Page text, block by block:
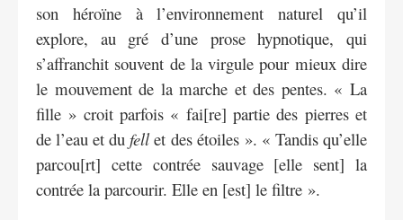
son héroïne à l’environnement naturel qu’il
explore, au gré d’une prose hypnotique, qui
s’affranchit souvent de la virgule pour mieux dire
le mouvement de la marche et des pentes. « La
fille » croit parfois « fai[re] partie des pierres et
de l’eau et dufell et des étoiles ». « Tandis qu’elle
parcou[rt] cette contrée sauvage [elle sent] la
contrée la parcourir. Elle en [est] le filtre ».